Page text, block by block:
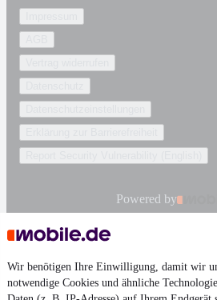
Wir benötigen Ihre Einwilligung, damit wir
notwendige Cookies und ähnliche
Powered by
Leasing-Angebote, gibt